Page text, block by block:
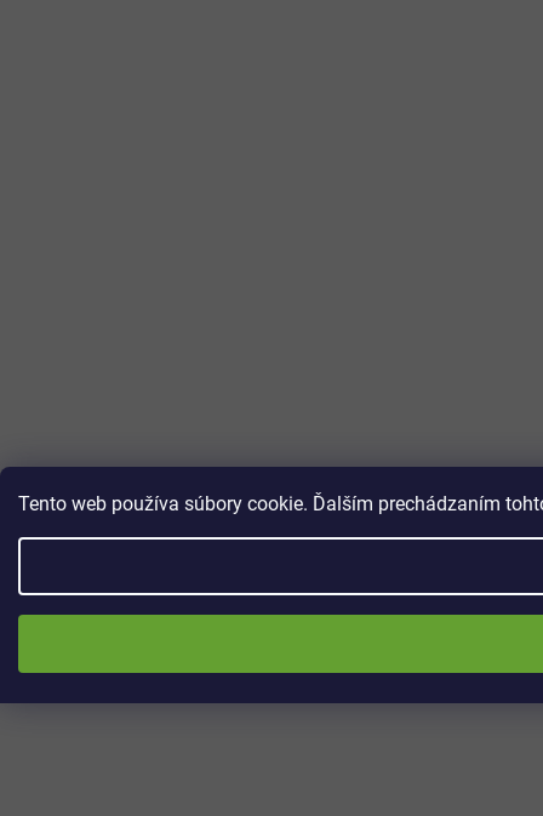
Tento web používa súbory cookie. Ďalším prechádzaním